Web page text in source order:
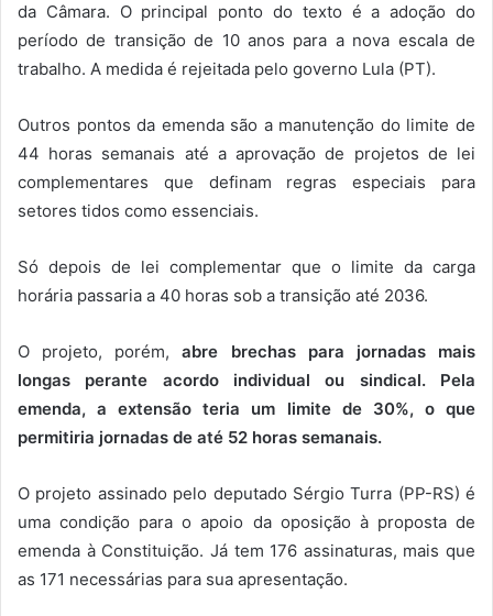
da Câmara. O principal ponto do texto é a adoção do
período de transição de 10 anos para a nova escala de
trabalho. A medida é rejeitada pelo governo Lula (PT).
Outros pontos da emenda são a manutenção do limite de
44 horas semanais até a aprovação de projetos de lei
complementares que definam regras especiais para
setores tidos como essenciais.
Só depois de lei complementar que o limite da carga
horária passaria a 40 horas sob a transição até 2036.
O projeto, porém,abre brechas para jornadas mais
longas perante acordo individual ou sindical. Pela
emenda, a extensão teria um limite de 30%, o que
permitiria jornadas de até 52 horas semanais.
O projeto assinado pelo deputado Sérgio Turra (PP-RS) é
uma condição para o apoio da oposição à proposta de
emenda à Constituição. Já tem 176 assinaturas, mais que
as 171 necessárias para sua apresentação.